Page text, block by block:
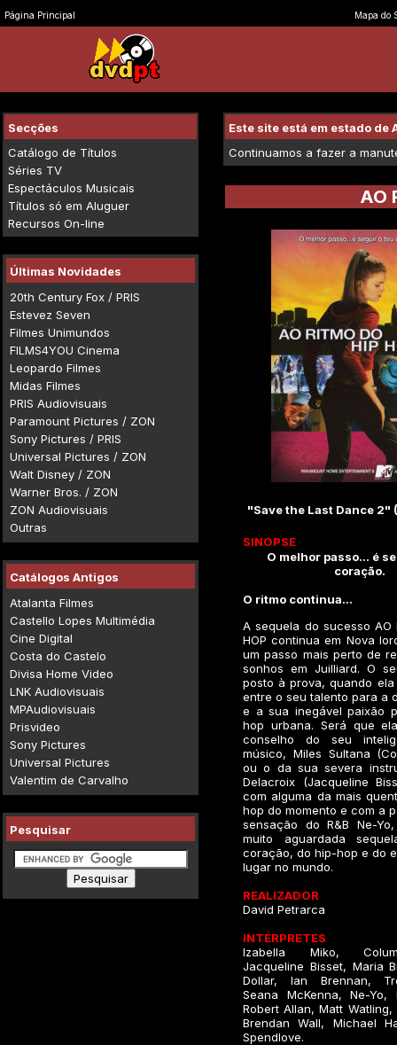
Página Principal Mapa do
Secções
Catálogo de Títulos
Séries TV
Espectáculos Musicais
Títulos só em Aluguer
Recursos On-line
Últimas Novidades
20th Century Fox / PRIS
Estevez Seven
Filmes Unimundos
FILMS4YOU Cinema
Leopardo Filmes
Midas Filmes
PRIS Audiovisuais
Paramount Pictures / ZON
Sony Pictures / PRIS
Universal Pictures / ZON
Walt Disney / ZON
Warner Bros. / ZON
ZON Audiovisuais
Outras
Catálogos Antigos
Atalanta Filmes
Castello Lopes Multimédia
Cine Digital
Costa do Castelo
Divisa Home Video
LNK Audiovisuais
MPAudiovisuais
Prisvideo
Sony Pictures
Universal Pictures
Valentim de Carvalho
Pesquisar
Este site está em estado de
Continuamos a fazer a
AO
"Save the Last Dance 2"
SINOPSE
O melhor passo... é
coração.
O ritmo continua...
A sequela do sucesso AO
HOP continua em Nova
um passo mais perto de
sonhos em Juilliard. O
posto à prova, quando
entre o seu talento para a
e a sua inegável paixão
hop urbana. Será que
conselho do seu
músico, Miles Sultana
ou o da sua severa
Delacroix (Jacqueline
com alguma da mais
hop do momento e com a
sensação do R&B Ne-
muito aguardada
coração, do hip-hop e do
lugar no mundo.
REALIZADOR
David Petrarca
INTÉRPRETES
Izabella Miko,
Jacqueline Bisset, Maria
Dollar, Ian Brennan,
Seana McKenna, Ne-Yo,
Robert Allan, Matt Watling,
Brendan Wall, Michael
Spendlove.